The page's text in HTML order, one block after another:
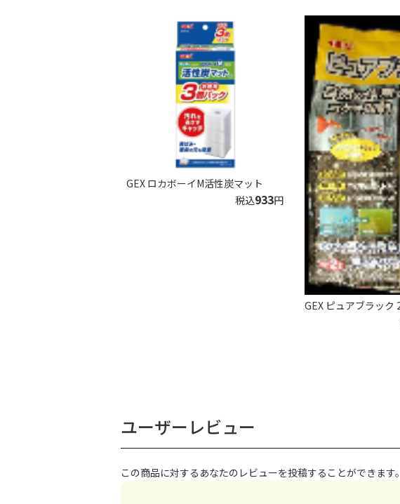
GEX ロカボーイM活性炭マット
税込933円
GEX ピュアブラック
ユーザーレビュー
この商品に対するあなたのレビューを投稿することができます。